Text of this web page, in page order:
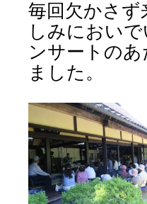
毎回欠かさ
しみにおい
ンサートの
ました。